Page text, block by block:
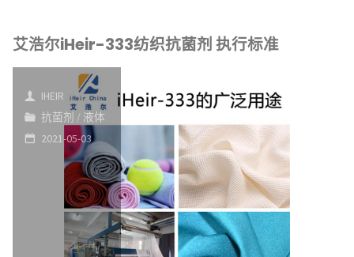
尔
PG
皮
革
防
霉
艾浩尔iHeir-333纺织抗菌剂 执行标准
IHEIR
抗菌剂 / 液体
2021-05-03